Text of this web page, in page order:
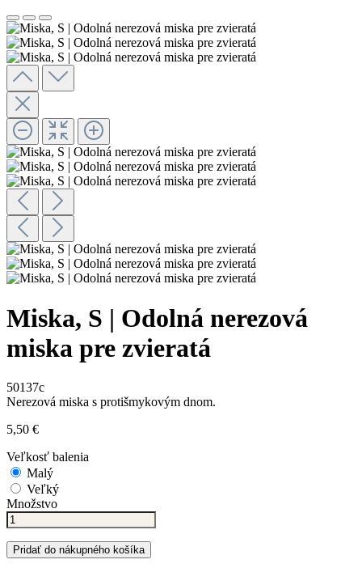
Miska, S | Odolná nerezová
miska pre zvieratá
50137c
Nerezová miska s protišmykovým dnom.
5,50 €
Veľkosť balenia
Malý
Veľký
Množstvo
Pridať do nákupného košíka